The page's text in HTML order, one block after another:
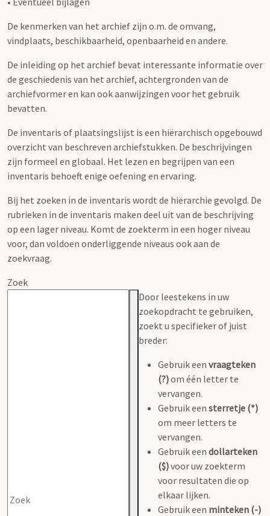
De kenmerken van het archief zijn o.m. de omvang,
vindplaats, beschikbaarheid, openbaarheid en andere.
De inleiding op het archief bevat interessante informatie over
de geschiedenis van het archief, achtergronden van de
archiefvormer en kan ook aanwijzingen voor het gebruik
bevatten.
De inventaris of plaatsingslijst is een hiërarchisch opgebouwd
overzicht van beschreven archiefstukken. De beschrijvingen
zijn formeel en globaal. Het lezen en begrijpen van een
inventaris behoeft enige oefening en ervaring.
Bij het zoeken in de inventaris wordt de hiërarchie gevolgd. De
rubrieken in de inventaris maken deel uit van de beschrijving
op een lager niveau. Komt de zoekterm in een hoger niveau
voor, dan voldoen onderliggende niveaus ook aan de
zoekvraag.
Zoek
Door leestekens in uw
zoekopdracht te gebruiken,
zoekt u specifieker of juist
breder:
Gebruik een vraagteken
(?)om één letter te
vervangen.
Gebruik een sterretje (*)
om meer letters te
vervangen.
Gebruik een dollarteken
($)voor uw zoekterm
voor resultaten die op
elkaar lijken.
Gebruik een minteken (-)